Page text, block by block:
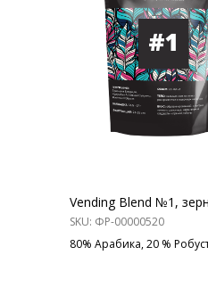
Vending Blend №1,
SKU: ФР-00000520
80% Арабика, 20 %